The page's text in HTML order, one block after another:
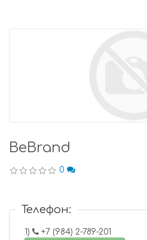
BeBrand
0
Телефон:
1)
+7 (984) 2-789-201